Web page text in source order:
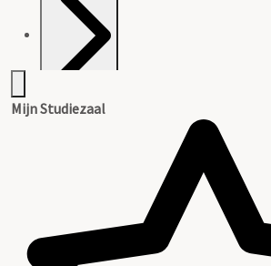
Mijn Studiezaal